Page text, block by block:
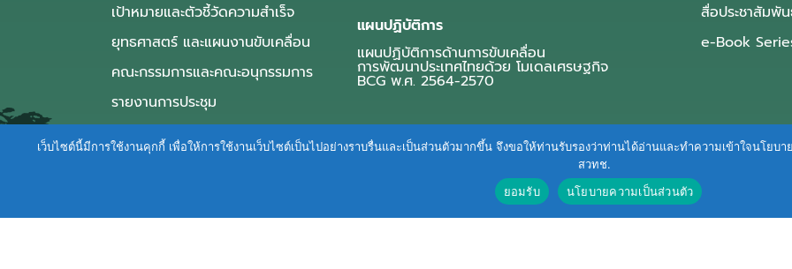
เป้าหมายและตัวชี้วัดความสำเร็จ
ยุทธศาสตร์ และแผนงานขับเคลื่อน
คณะกรรมการและคณะอนุกรรมการ
รายงานการประชุม
แผนปฏิบัติการ
แผนปฏิบัติการด้านการขับเคลื่อน
การพัฒนาประเทศไทยด้วย โมเดลเศรษฐกิจ
BCG พ.ศ. 2564-2570
สื่อประชาสัมพั
e-Book
Terms of Service|Personal Data Protection Policy
เว็บไซต์นี้มีการใช้งานคุกกี้ เพื่อให้การใช้งานเว็บไซต์เป็นไปอย่างราบรื่นและเป็นส่วนตัวมากขึ้น จึงขอให้ท่านรับรองว่าท่านได้อ่านและทำความเข้าใจนโ
สวทช.
ยอมรับ
นโยบายความเป็นส่วนตัว